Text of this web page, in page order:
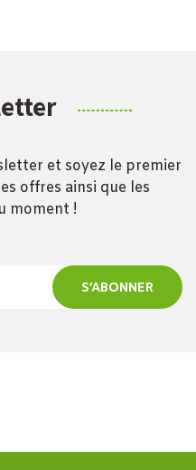
et soyez le premier
offres ainsi que les
moment !
S’ABONNER